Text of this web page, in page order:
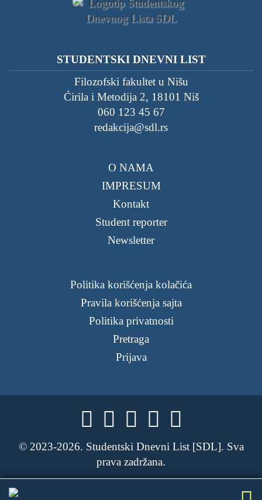
STUDENTSKI DNEVNI LIST
Filozofski fakultet u Nišu
Ćirila i Metodija 2, 18101 Niš
060 123 45 67
redakcija@sdl.rs
O NAMA
IMPRESUM
Kontakt
Student reporter
Newsletter
Politika korišćenja kolačića
Pravila korišćenja sajta
Politika privatnosti
Pretraga
Prijava
    
© 2023-2026. Studentski Dnevni List [SDL]. Sva
prava zadržana.